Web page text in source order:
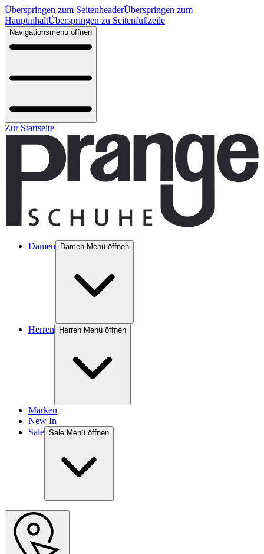
Überspringen zum SeitenheaderÜberspringen zum
HauptinhaltÜberspringen zu Seitenfußzeile
Navigationsmenü öffnen
Zur Startseite
Damen Damen Menü öffnen
Herren Herren Menü öffnen
Marken
New In
Sale Sale Menü öffnen